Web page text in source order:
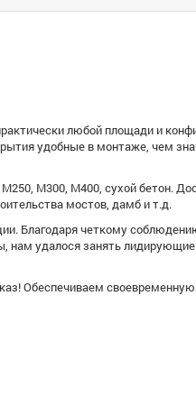
любой площади и
удобные в монтаже, чем
М300, М400, сухой бетон.
мостов, дамб и т.д.
Благодаря четкому
удалося занять
Обеспечиваем